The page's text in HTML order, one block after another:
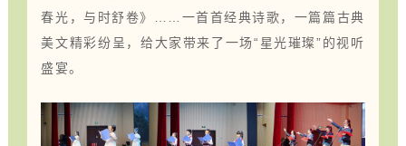
春光，与时舒卷》……一首首经典诗歌，一篇篇古典
美文精彩纷呈，给大家带来了一场“星光璀璨”的视听
盛宴。